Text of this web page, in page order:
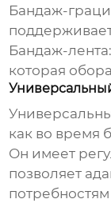
Бандаж-
Бандаж-лента
которая
как во время
Он имеет
позволяет
потребностям